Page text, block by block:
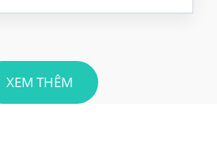
XEM THÊM